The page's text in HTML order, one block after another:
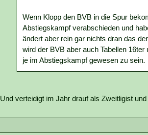
Wenn Klopp den BVB in die Spur
Abstiegskampf verabschieden und
ändert aber rein gar nichts dran das
wird der BVB aber auch Tabellen
je im Abstiegskampf gewesen zu sein.
Und verteidigt im Jahr drauf als Zweitligist